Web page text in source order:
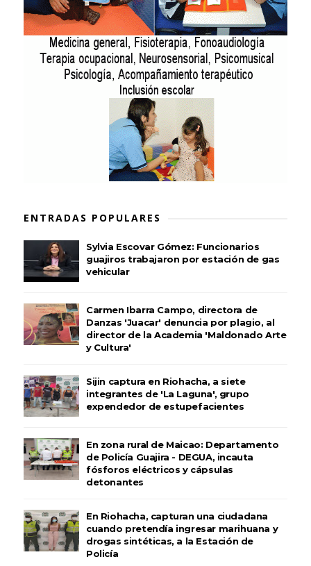
ENTRADAS POPULARES
Sylvia Escovar Gómez: Funcionarios
guajiros trabajaron por estación de gas
vehicular
Carmen Ibarra Campo, directora de
Danzas 'Juacar' denuncia por plagio, al
director de la Academia 'Maldonado Arte
y Cultura'
Sijin captura en Riohacha, a siete
integrantes de 'La Laguna', grupo
expendedor de estupefacientes
En zona rural de Maicao: Departamento
de Policía Guajira - DEGUA, incauta
fósforos eléctricos y cápsulas
detonantes
En Riohacha, capturan una ciudadana
cuando pretendía ingresar marihuana y
drogas sintéticas, a la Estación de
Policía